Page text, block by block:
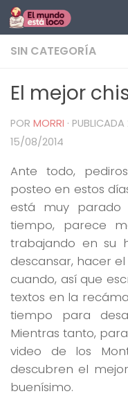
Saltar al
SIN CATEGORÍA
El mejor
POR MORRI · PUBLICADA
15/08/2014
Ante todo,
posteo en estos
está muy
tiempo, parece
trabajando en su
descansar, hacer
cuando, así que
textos en la
tiempo para
Mientras tanto,
video de los
descubren el
buenísimo.